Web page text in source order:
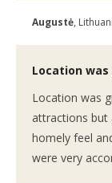
Augustė,
Location
Location was
attractions but
homely feel
were very